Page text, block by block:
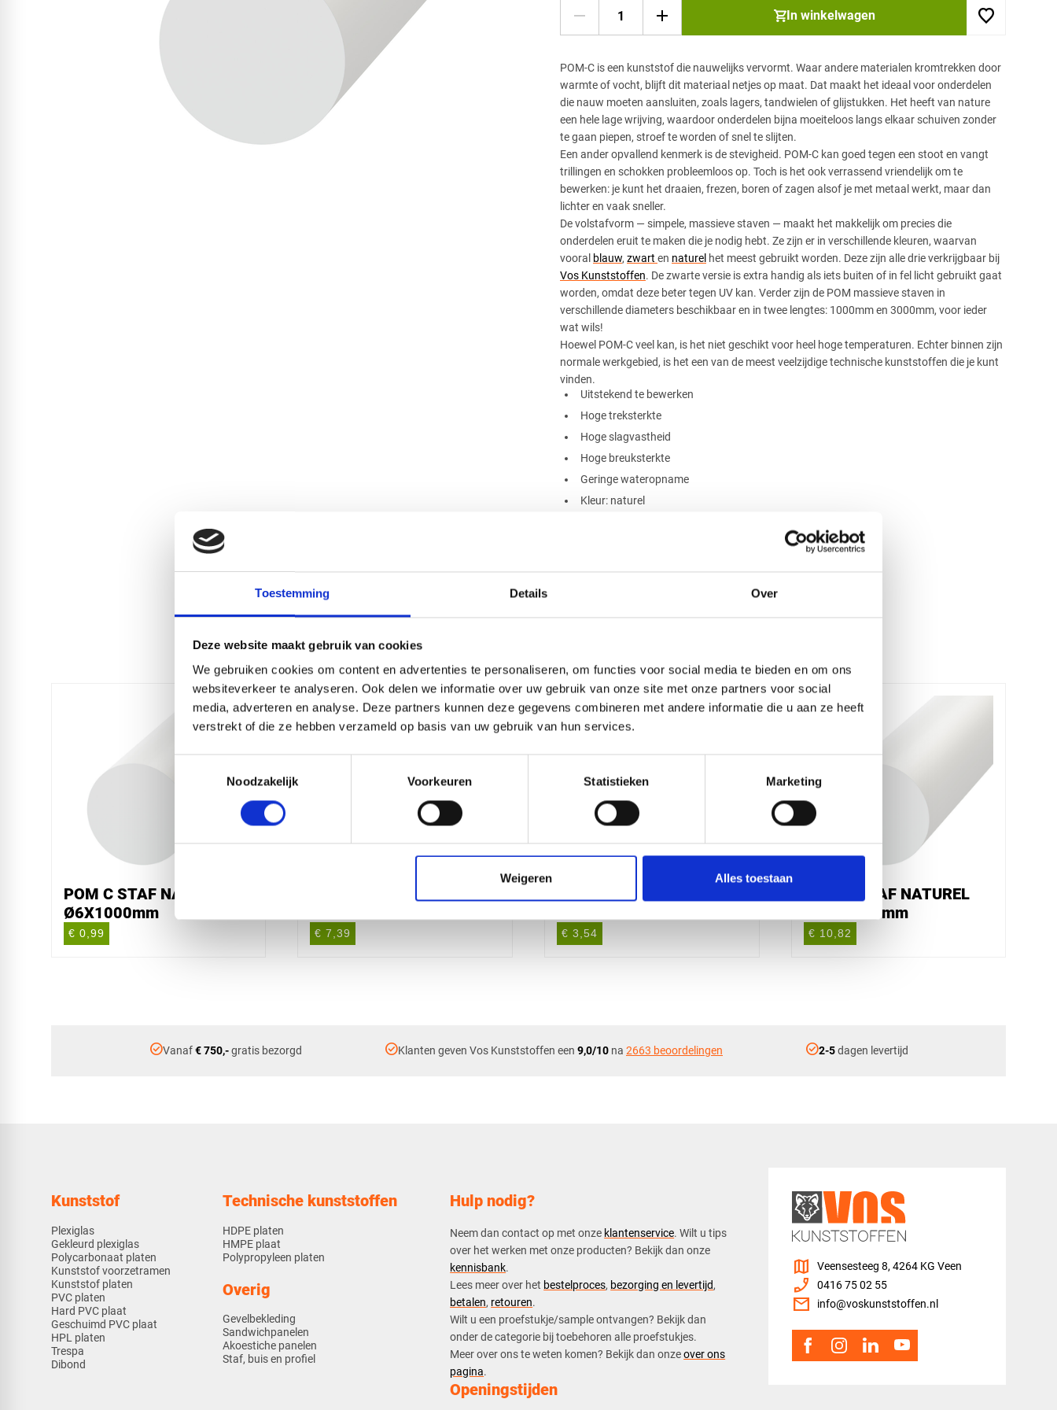
Toestemming Details Over
Deze website maakt gebruik van cookies
We gebruiken cookies om content en advertenties te personaliseren, om functies voor social media te bieden en om ons
websiteverkeer te analyseren. Ook delen we informatie over uw gebruik van onze site met onze partners voor social
media, adverteren en analyse. Deze partners kunnen deze gegevens combineren met andere informatie die u aan ze heeft
verstrekt of die ze hebben verzameld op basis van uw gebruik van hun services.
Noodzakelijk
Voorkeuren Statistieken Marketing
Weigeren Alles toestaan
In winkelwagen
POM-C is een kunststof die nauwelijks vervormt. Waar andere materialen kromtrekken door
warmte of vocht, blijft dit materiaal netjes op maat. Dat maakt het ideaal voor onderdelen
die nauw moeten aansluiten, zoals lagers, tandwielen of glijstukken. Het heeft van nature
een hele lage wrijving, waardoor onderdelen bijna moeiteloos langs elkaar schuiven zonder
te gaan piepen, stroef te worden of snel te slijten.
Een ander opvallend kenmerk is de stevigheid. POM-C kan goed tegen een stoot en vangt
trillingen en schokken probleemloos op. Toch is het ook verrassend vriendelijk om te
bewerken: je kunt het draaien, frezen, boren of zagen alsof je met metaal werkt, maar dan
lichter en vaak sneller.
De volstafvorm — simpele, massieve staven — maakt het makkelijk om precies die
onderdelen eruit te maken die je nodig hebt. Ze zijn er in verschillende kleuren, waarvan
vooral blauw, zwart en naturel het meest gebruikt worden. Deze zijn alle drie verkrijgbaar bij
Vos Kunststoffen. De zwarte versie is extra handig als iets buiten of in fel licht gebruikt gaat
worden, omdat deze beter tegen UV kan. Verder zijn de POM massieve staven in
verschillende diameters beschikbaar en in twee lengtes: 1000mm en 3000mm, voor ieder
wat wils!
Hoewel POM-C veel kan, is het niet geschikt voor heel hoge temperaturen. Echter binnen zijn
normale werkgebied, is het een van de meest veelzijdige technische kunststoffen die je kunt
vinden.
Uitstekend te bewerken
Hoge treksterkte
Hoge slagvastheid
Hoge breuksterkte
Geringe wateropname
Kleur: naturel
Handig om er bij te kopen
POM C STAF NATUREL
Ø6X1000mm
€ 0,99
POM C STAF NATUREL
€ 7,39
POM C STAF NATUREL
€ 3,54
POM C STAF NATUREL
Ø12X3000mm
€ 10,82
check_circleVanaf€ 750,-gratis bezorgd check_circleKlanten geven Vos Kunststoffen een 9,0/10 na 2663 beoordelingen check_circle2-5dagen levertijd
Kunststof
Plexiglas
Gekleurd plexiglas
Polycarbonaat platen
Kunststof voorzetramen
Kunststof platen
PVC platen
Hard PVC plaat
Geschuimd PVC plaat
HPL platen
Trespa
Dibond
Technische kunststoffen
HDPE platen
HMPE plaat
Polypropyleen platen
Overig
Gevelbekleding
Sandwichpanelen
Akoestiche panelen
Staf, buis en profiel
Hulp nodig?
Neem dan contact op met onze klantenservice. Wilt u tips
over het werken met onze producten? Bekijk dan onze
kennisbank.
​Lees meer over het bestelproces, bezorging en levertijd,
betalen, retouren.​
​Wilt u een proefstukje/sample ontvangen? Bekijk dan
onder de categorie bij toebehoren alle proefstukjes.
​​Meer over ons te weten komen? Bekijk dan onzeover ons
pagina.
Openingstijden
map Veensesteeg 8, 4264 KG Veen
phone_enabled 0416 75 02 55
mail info@voskunststoffen.nl